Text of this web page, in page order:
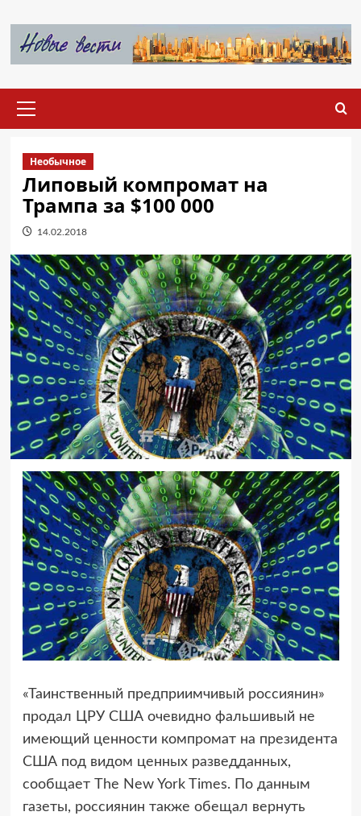
содержимому
меню
Необычное
Липовый компромат на
Трампа за $100 000
14.02.2018
«Таинственный предприимчивый россиянин»
продал ЦРУ США очевидно фальшивый не
имеющий ценности компромат на президента
США под видом ценных разведданных,
сообщает The New York Times. По данным
газеты, россиянин также обещал вернуть